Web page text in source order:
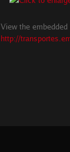
View the
http://